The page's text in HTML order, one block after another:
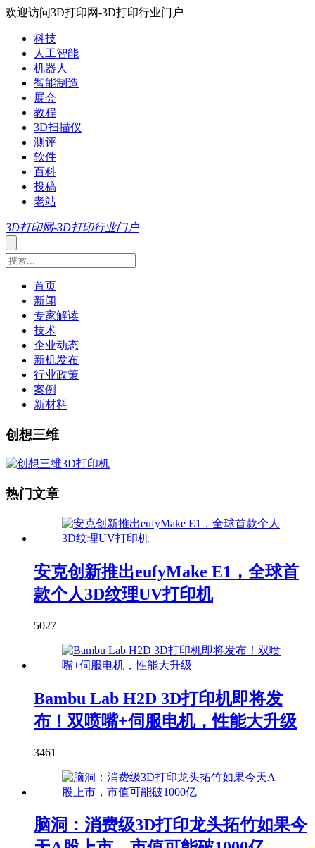
欢迎访问3D打印网-3D打印行业门户
科技
人工智能
机器人
智能制造
展会
教程
3D扫描仪
测评
软件
百科
投稿
老站
3D打印网-3D打印行业门户
首页
新闻
专家解读
技术
企业动态
新机发布
行业政策
案例
新材料
创想三维
热门文章
安克创新推出eufyMake E1，全球首
款个人3D纹理UV打印机
5027
Bambu Lab H2D 3D打印机即将发
布！双喷嘴+伺服电机，性能大升级
3461
脑洞：消费级3D打印龙头拓竹如果今